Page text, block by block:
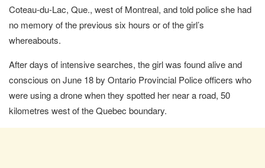
Coteau-du-Lac, Que., west of Montreal, and told police she had
no memory of the previous six hours or of the girl’s
whereabouts.
After days of intensive searches, the girl was found alive and
conscious on June 18 by Ontario Provincial Police officers who
were using a drone when they spotted her near a road, 50
kilometres west of the Quebec boundary.